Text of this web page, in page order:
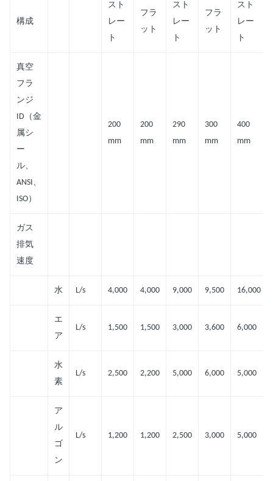
構成
スト
レー
ト
フラ
ット
スト
レー
ト
フラ
ット
スト
レー
ト
真空
フラ
ンジ
ID（金
属シ
ー
ル、
ANSI、
ISO）
200
mm
200
mm
290
mm
300
mm
400
mm
ガス
排気
速度
水 L/s 4,000 4,000 9,000 9,500 16,000
エ
ア
L/s 1,500 1,500 3,000 3,600 6,000
水
素
L/s 2,500 2,200 5,000 6,000 5,000
ア
ル
ゴ
ン
L/s 1,200 1,200 2,500 3,000 5,000